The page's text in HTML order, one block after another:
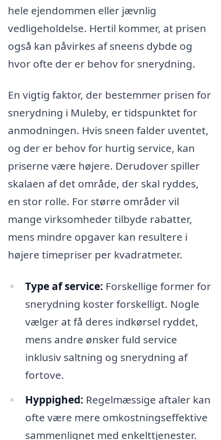
hele ejendommen eller jævnlig
vedligeholdelse. Hertil kommer, at prisen
også kan påvirkes af sneens dybde og
hvor ofte der er behov for snerydning.
En vigtig faktor, der bestemmer prisen for
snerydning i Muleby, er tidspunktet for
anmodningen. Hvis sneen falder uventet,
og der er behov for hurtig service, kan
priserne være højere. Derudover spiller
skalaen af det område, der skal ryddes,
en stor rolle. For større områder vil
mange virksomheder tilbyde rabatter,
mens mindre opgaver kan resultere i
højere timepriser per kvadratmeter.
Type af service: Forskellige former for
snerydning koster forskelligt. Nogle
vælger at få deres indkørsel ryddet,
mens andre ønsker fuld service
inklusiv saltning og snerydning af
fortove.
Hyppighed: Regelmæssige aftaler kan
ofte være mere omkostningseffektive
sammenlignet med enkelttjenester.